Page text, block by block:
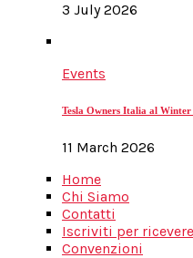
3 July 2026
Events
Tesla Owners Italia al
11 March 2026
Home
Chi Siamo
Contatti
Iscriviti per
Convenzioni